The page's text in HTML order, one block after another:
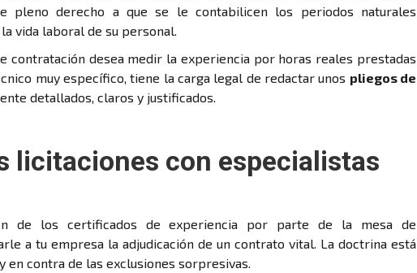
pleno derecho a que se le contabilicen los periodos naturales
vida laboral de su personal.
contratación desea medir la experiencia por horas reales prestadas
muy específico, tiene la carga legal de redactar unos pliegos de
detallados, claros y justificados.
licitaciones con especialistas
de los certificados de experiencia por parte de la mesa de
a tu empresa la adjudicación de un contrato vital. La doctrina está
en contra de las exclusiones sorpresivas.